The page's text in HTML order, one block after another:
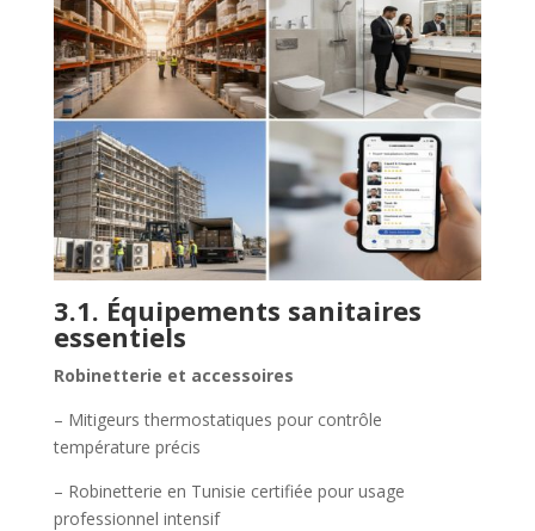
3.1. Équipements sanitaires
essentiels
Robinetterie et accessoires
– Mitigeurs thermostatiques pour contrôle
température précis
– Robinetterie en Tunisie certifiée pour usage
professionnel intensif